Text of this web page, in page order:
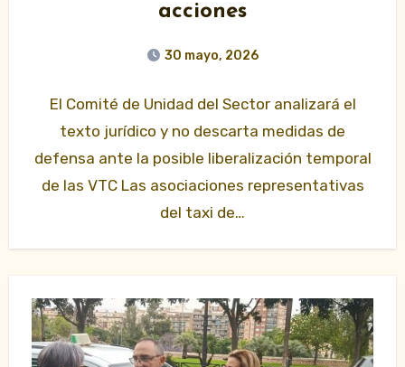
acciones
30 mayo, 2026
El Comité de Unidad del Sector analizará el
texto jurídico y no descarta medidas de
defensa ante la posible liberalización temporal
de las VTC Las asociaciones representativas
del taxi de…